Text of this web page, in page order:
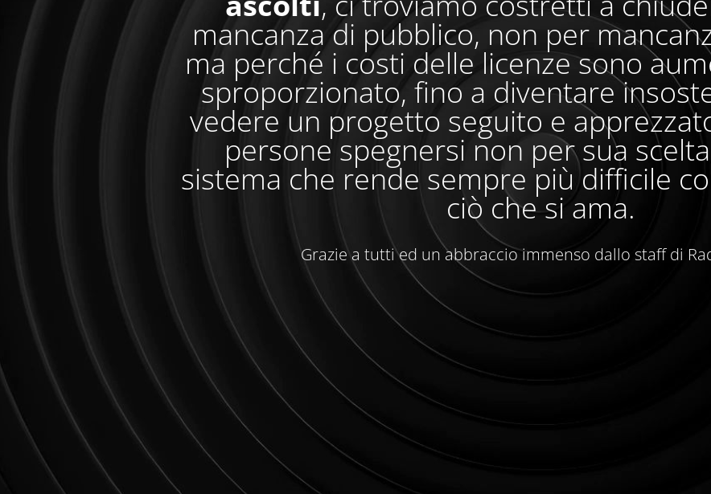
mancanza di pubblico, non per
ma perché i costi delle licenze sono
sproporzionato, fino a diventare
vedere un progetto seguito e
persone spegnersi non per sua
sistema che rende sempre più difficile
ciò che si ama.
Grazie a tutti ed un abbraccio immenso dallo staff di